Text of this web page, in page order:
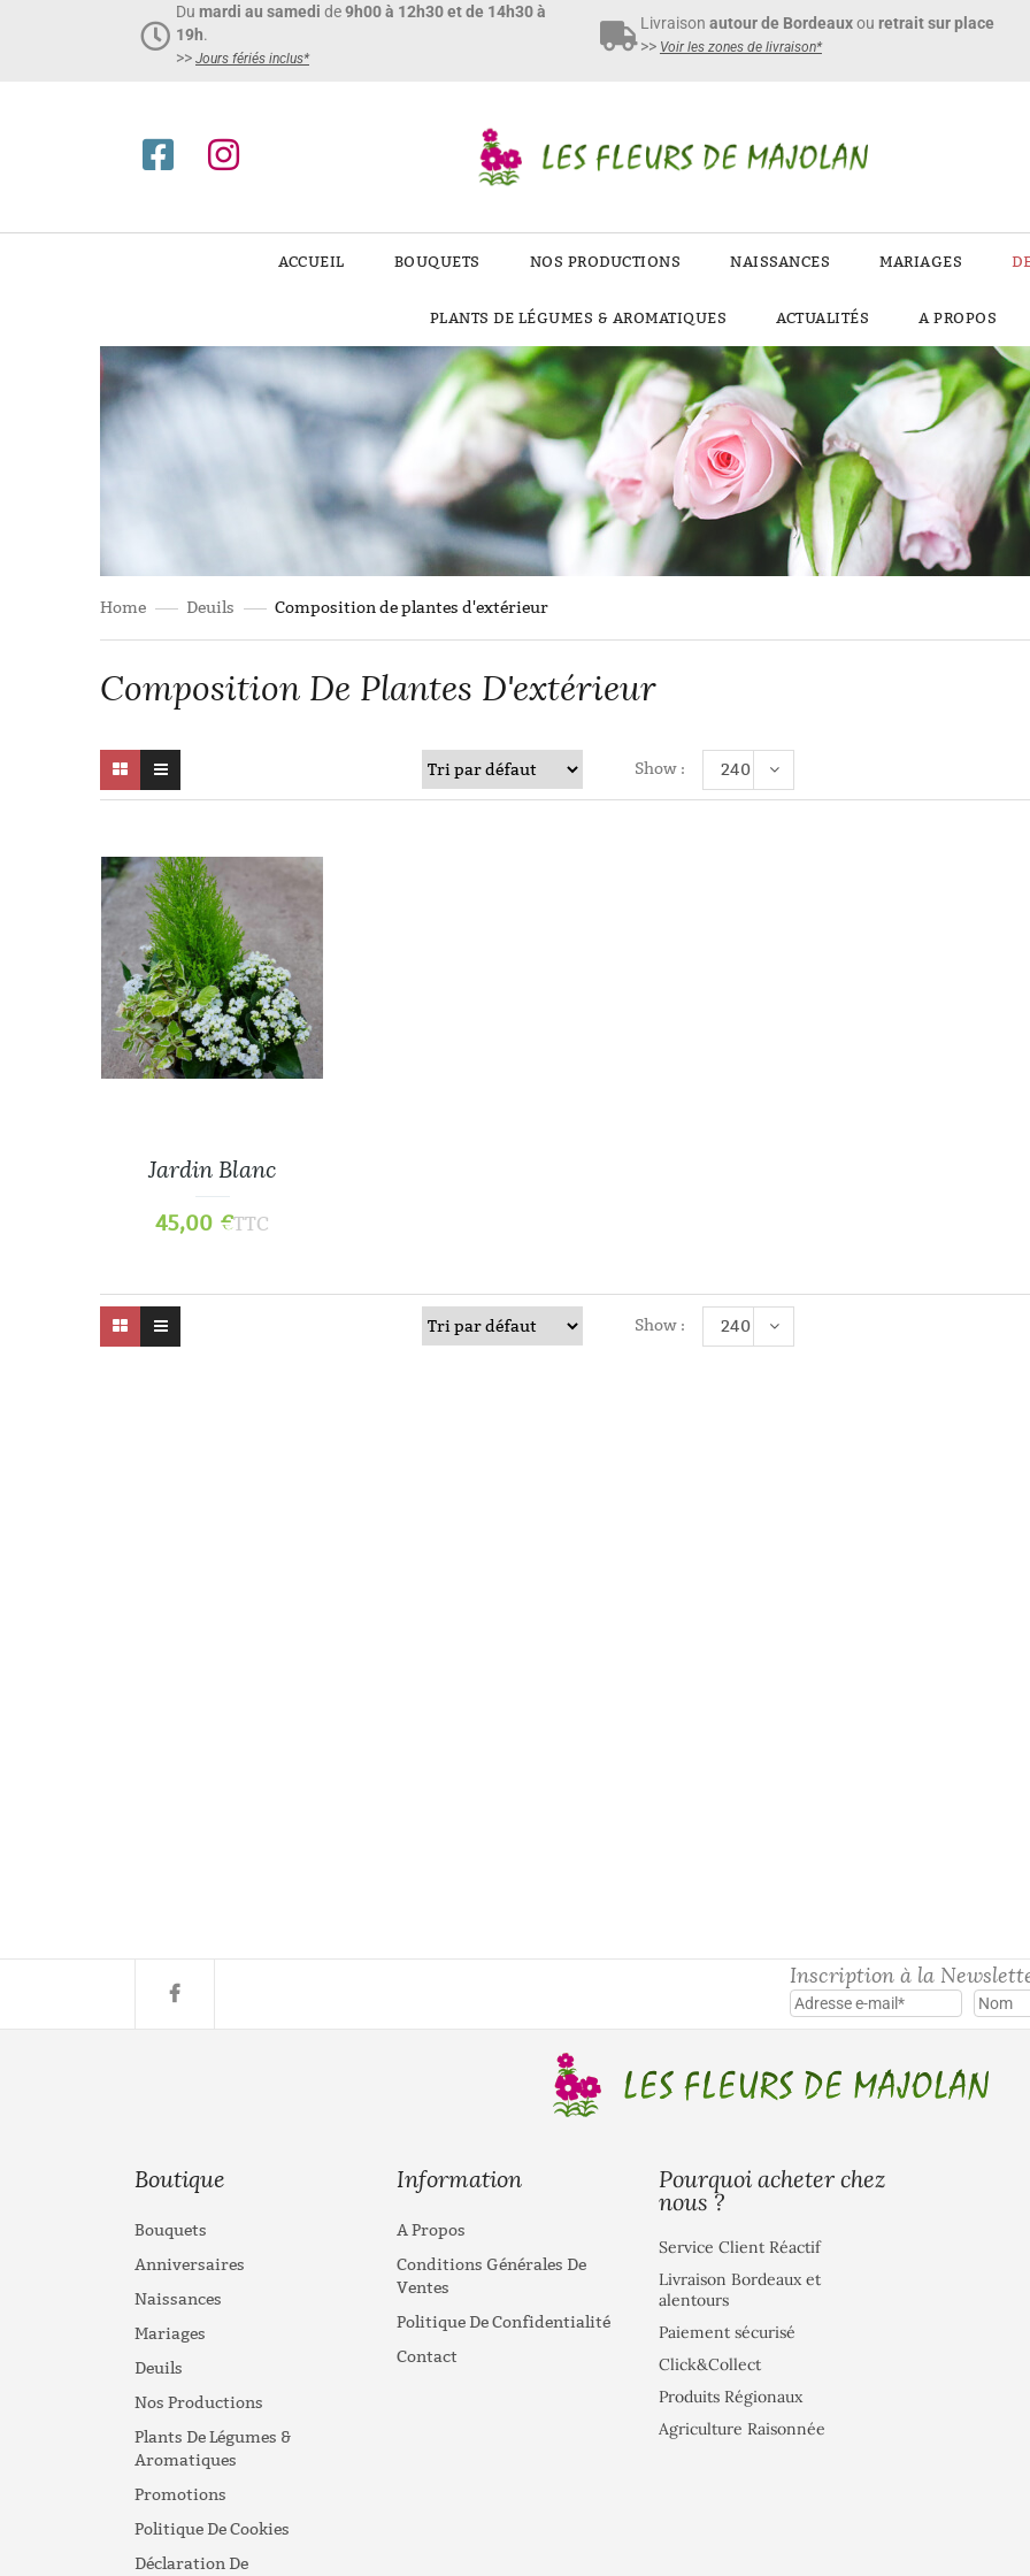
Du mardi au samedi de9h00 à 12h30 et de 14h30 à
19h.
>> Jours fériés inclus*​
Livraison autour de Bordeauxou retrait sur place
>> Voir les zones de livraison*
ACCUEIL BOUQUETS NOS PRODUCTIONS NAISSANCES MARIAGES
PLANTS DE LÉGUMES & AROMATIQUES ACTUALITÉS A PROPOS
Home Deuils Composition de plantes d'extérieur
Composition De Plantes D'extérieur
Show : 240
Jardin Blanc
45,00 €TTC
Show : 240
Inscription à la
Boutique
Bouquets
Anniversaires
Naissances
Mariages
Deuils
Nos Productions
Plants De Légumes &
Aromatiques
Promotions
Politique De Cookies
Déclaration De
Information
A Propos
Conditions Générales De
Ventes
Politique De Confidentialité
Contact
Pourquoi acheter chez
nous ?
Service Client Réactif
Livraison Bordeaux et
alentours
Paiement sécurisé
Click&Collect
Produits Régionaux
Agriculture Raisonnée